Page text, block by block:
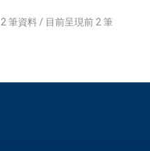
2 筆資料 / 目前呈現前 2 筆